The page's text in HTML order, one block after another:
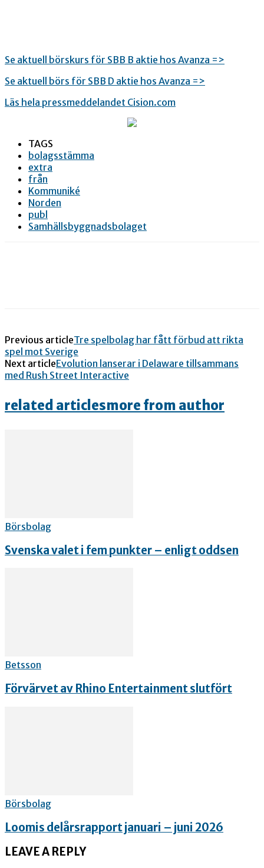
Se aktuell börskurs för SBB B aktie hos Avanza =>
Se aktuell börs för SBB D aktie hos Avanza =>
Läs hela pressmeddelandet Cision.com
TAGS
bolagsstämma
extra
från
Kommuniké
Norden
publ
Samhällsbyggnadsbolaget
Previous articleTre spelbolag har fått förbud att rikta
spel mot Sverige
Next articleEvolution lanserar i Delaware tillsammans
med Rush Street Interactive
related articlesmore from author
Börsbolag
Svenska valet i fem punkter – enligt oddsen
Betsson
Förvärvet av Rhino Entertainment slutfört
Börsbolag
Loomis delårsrapport januari – juni 2026
LEAVE A REPLY